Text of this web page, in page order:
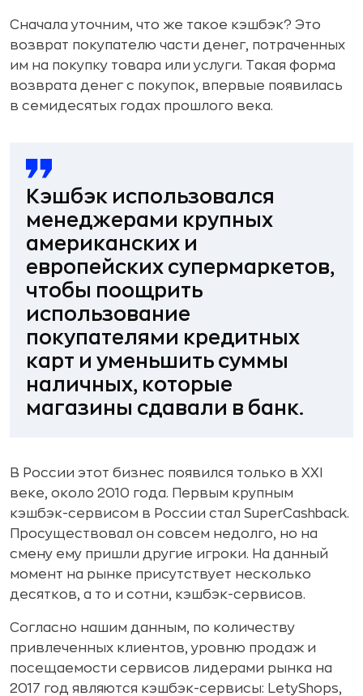
Сначала уточним, что же такое кэшбэк? Это
возврат покупателю части денег, потраченных
им на покупку товара или услуги. Такая форма
возврата денег с покупок, впервые появилась
в семидесятых годах прошлого века.
Кэшбэк использовался
менеджерами крупных
американских и
европейских супермаркетов,
чтобы поощрить
использование
покупателями кредитных
карт и уменьшить суммы
наличных, которые
магазины сдавали в банк.
В России этот бизнес появился только в XXI
веке, около 2010 года. Первым крупным
кэшбэк-сервисом в России стал SuperCashback.
Просуществовал он совсем недолго, но на
смену ему пришли другие игроки. На данный
момент на рынке присутствует несколько
десятков, а то и сотни, кэшбэк-сервисов.
Согласно нашим данным, по количеству
привлеченных клиентов, уровню продаж и
посещаемости сервисов лидерами рынка на
2017 год являются кэшбэк-сервисы: LetyShops,